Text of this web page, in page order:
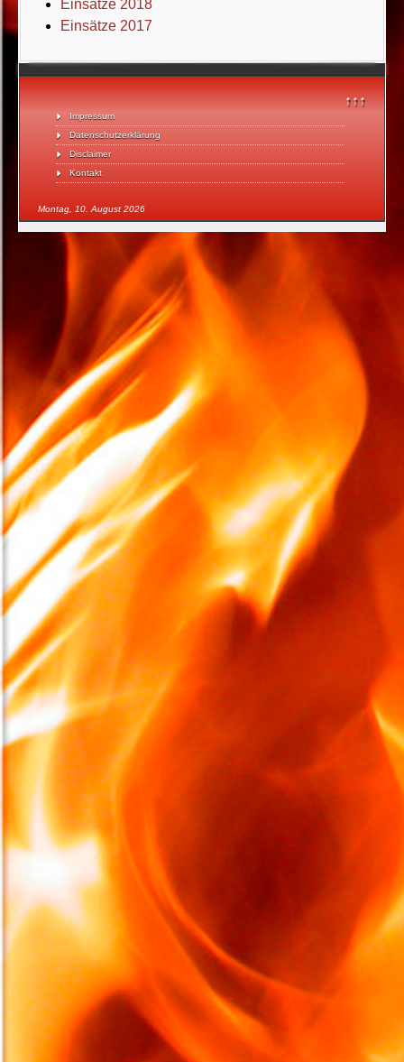
↑↑↑
Impressum
Datenschutzerklärung
Disclaimer
Kontakt
Montag, 10. August 2026
Einsätze 2018
Einsätze 2017